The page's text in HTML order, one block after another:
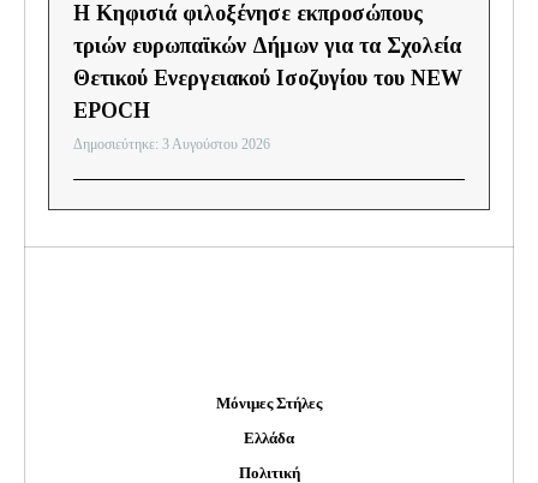
H Κηφισιά φιλοξένησε εκπροσώπους
τριών ευρωπαϊκών Δήμων για τα Σχολεία
Θετικού Ενεργειακού Ισοζυγίου του NEW
EPOCH
Δημοσιεύτηκε: 3 Αυγούστου 2026
Μόνιμες Στήλες
Ελλάδα
Πολιτική